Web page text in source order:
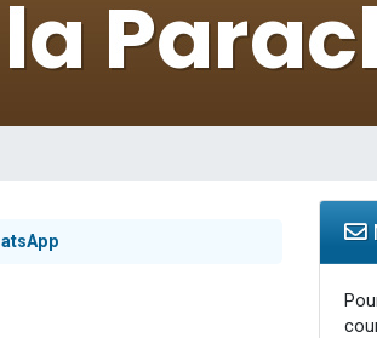
sur Zoom
Music